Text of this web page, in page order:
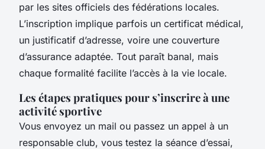
par les sites officiels des fédérations locales.
L’inscription implique parfois un certificat médical,
un justificatif d’adresse, voire une couverture
d’assurance adaptée. Tout paraît banal, mais
chaque formalité facilite l’accès à la vie locale.
Les étapes pratiques pour s’inscrire à une
activité sportive
Vous envoyez un mail ou passez un appel à un
responsable club, vous testez la séance d’essai,